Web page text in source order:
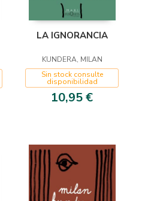
LA IGNORANCIA
KUNDERA, MILAN
Sin stock consulte
disponibilidad
10,95 €